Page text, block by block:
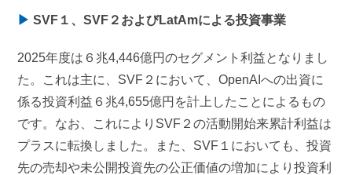
▶ SVF１、SVF２およびLatAmによる投資事業
2025年度は６兆4,446億円のセグメント利益となりまし
た。これは主に、SVF２において、OpenAIへの出資に
係る投資利益６兆4,655億円を計上したことによるもの
です。なお、これによりSVF２の活動開始来累計利益は
プラスに転換しました。また、SVF１においても、投資
先の売却や未公開投資先の公正価値の増加により投資利